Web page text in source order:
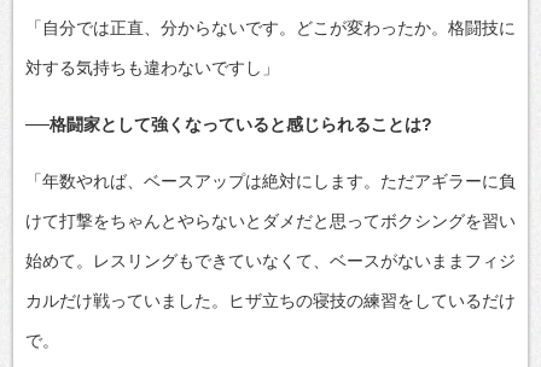
「自分では正直、分からないです。どこが変わったか。格闘技に
対する気持ちも違わないですし」
──格闘家として強くなっていると感じられることは?
「年数やれば、ベースアップは絶対にします。ただアギラーに負
けて打撃をちゃんとやらないとダメだと思ってボクシングを習い
始めて。レスリングもできていなくて、ベースがないままフィジ
カルだけ戦っていました。ヒザ立ちの寝技の練習をしているだけ
で。